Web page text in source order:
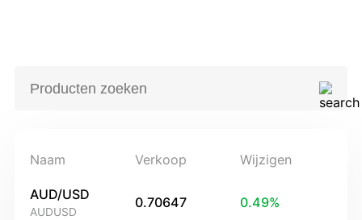
Naam Verkoop Wijzigen
AUD/USD
AUDUSD
0.70647 0.49%